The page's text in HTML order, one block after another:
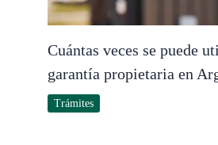
Cuántas veces se puede
garantía propietaria en
Trámites